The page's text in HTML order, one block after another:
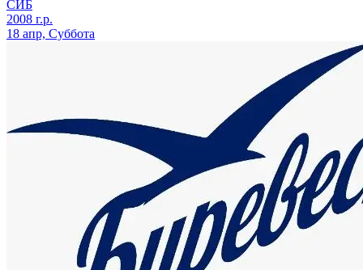
СИБ
2008 г.р.
18 апр, Суббота